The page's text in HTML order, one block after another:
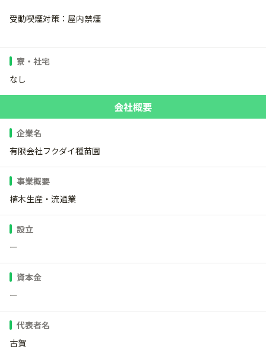
受動喫煙対策：屋内禁煙
寮・社宅
なし
会社概要
企業名
有限会社フクダイ種苗園
事業概要
植木生産・流通業
設立
ー
資本金
ー
代表者名
古賀